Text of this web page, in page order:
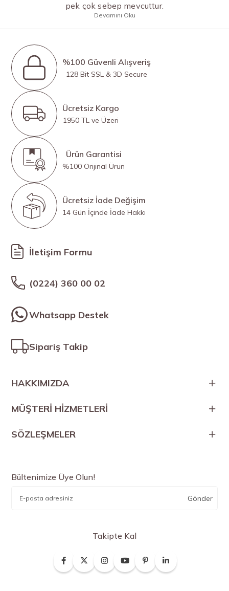
pek çok sebep mevcuttur.
Devamını Oku
%100 Güvenli Alışveriş
128 Bit SSL & 3D Secure
Ücretsiz Kargo
1950 TL ve Üzeri
Ürün Garantisi
%100 Orijinal Ürün
Ücretsiz İade Değişim
14 Gün İçinde İade Hakkı
İletişim Formu
(0224) 360 00 02
Whatsapp Destek
Sipariş Takip
HAKKIMIZDA
MÜŞTERİ HİZMETLERİ
SÖZLEŞMELER
Bültenimize Üye Olun!
Gönder
Takipte Kal